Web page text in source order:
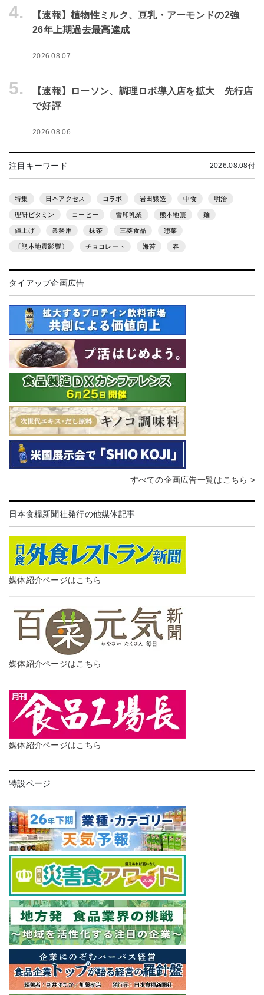
4.
【速報】植物性ミルク、豆乳・アーモンドの2強
26年上期過去最高達成
2026.08.07
5.
【速報】ローソン、調理ロボ導入店を拡大 先行店
で好評
2026.08.06
注目キーワード 2026.08.08付
特集 日本アクセス コラボ 岩田醸造 中食 明治
理研ビタミン コーヒー 雪印乳業 熊本地震 麺
値上げ 業務用 抹茶 三菱食品 惣菜
〔熊本地震影響〕 チョコレート 海苔 春
タイアップ企画広告
すべての企画広告一覧はこちら >
日本食糧新聞社発行の他媒体記事
媒体紹介ページはこちら
媒体紹介ページはこちら
媒体紹介ページはこちら
特設ページ